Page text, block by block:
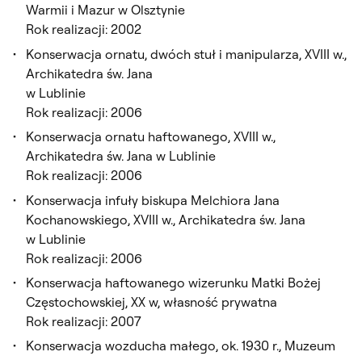
Warmii i Mazur w Olsztynie
Rok realizacji: 2002
Konserwacja ornatu, dwóch stuł i manipularza, XVIII w.,
Archikatedra św. Jana
w Lublinie
Rok realizacji: 2006
Konserwacja ornatu haftowanego, XVIII w.,
Archikatedra św. Jana w Lublinie
Rok realizacji: 2006
Konserwacja infuły biskupa Melchiora Jana
Kochanowskiego, XVIII w., Archikatedra św. Jana
w Lublinie
Rok realizacji: 2006
Konserwacja haftowanego wizerunku Matki Bożej
Częstochowskiej, XX w, własność prywatna
Rok realizacji: 2007
Konserwacja wozducha małego, ok. 1930 r., Muzeum